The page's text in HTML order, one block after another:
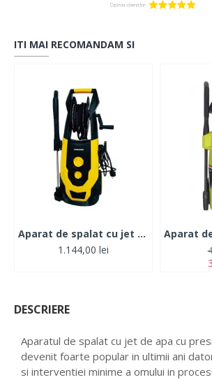
ITI MAI RECOMANDAM SI
Aparat de spalat cu jet Progarden LT704G-2500C
1.144,00 lei
DESCRIERE
Aparatul de spalat cu jet de apa cu
devenit foarte popular in ultimii ani
si interventiei minime a omului in